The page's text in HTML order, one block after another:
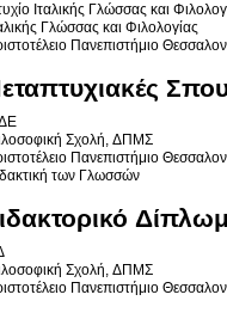
Ιταλικής Γλώσσας και
Γλώσσας και Φιλολογίας
Πανεπιστήμιο
Σχολή, ΔΠΜΣ
Πανεπιστήμιο
των Γλωσσών
Σχολή, ΔΠΜΣ
Πανεπιστήμιο